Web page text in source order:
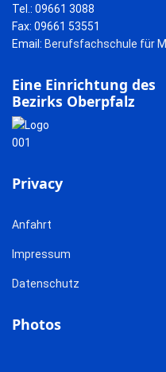
Tel.: 09661 3088
Fax: 09661 53551
Email: Berufsfachschule für
Eine Einrichtung des
Bezirks Oberpfalz
Privacy
Anfahrt
Impressum
Datenschutz
Photos